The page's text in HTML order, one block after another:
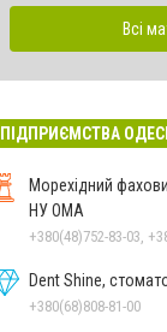
Всі
ПІДПРИЄМСТВА
Морехідний
НУ ОМА
Dent Shine,
+380(68)808-81-00